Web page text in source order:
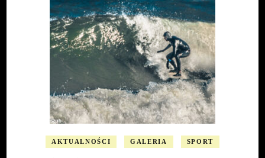
AKTUALNOŚCI GALERIA SPORT